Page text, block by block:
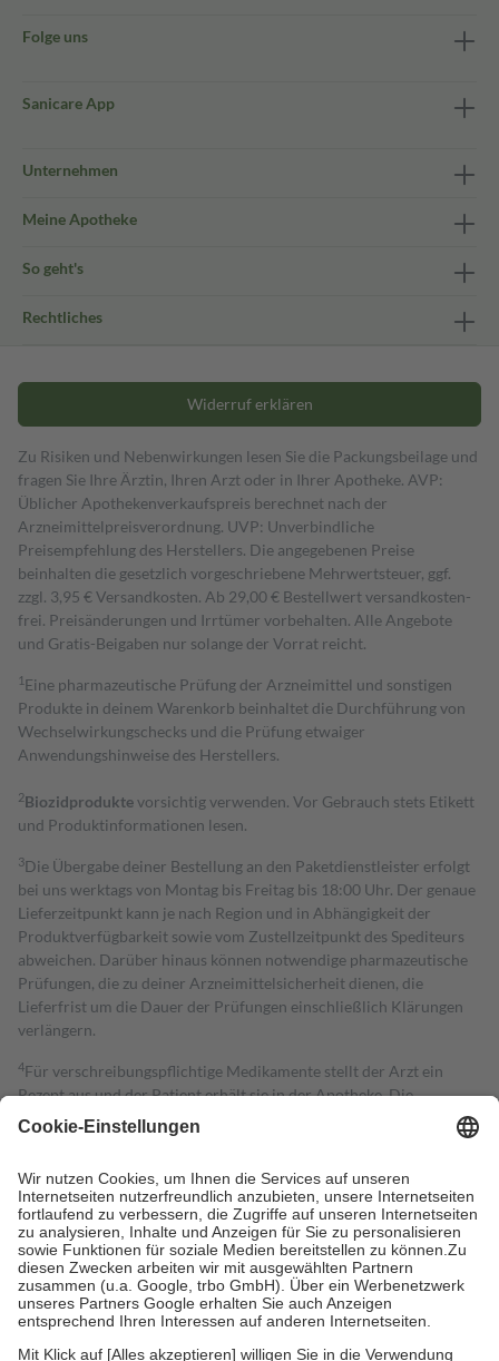
Folge uns
Sanicare App
Unternehmen
Meine Apotheke
So geht's
Rechtliches
Widerruf erklären
Zu Risiken und Nebenwirkungen lesen Sie die Packungsbeilage und
fragen Sie Ihre Ärztin, Ihren Arzt oder in Ihrer Apotheke. AVP:
Üblicher Apothekenverkaufspreis berechnet nach der
Arzneimittelpreisverordnung. UVP: Unverbindliche
Preisempfehlung des Herstellers. Die angegebenen Preise
beinhalten die gesetzlich vorgeschriebene Mehrwertsteuer, ggf.
zzgl. 3,95 € Versandkosten. Ab 29,00 € Bestell­wert versand­kosten­
frei. Preisänderungen und Irrtümer vorbehalten. Alle Angebote
und Gratis-Beigaben nur solange der Vorrat reicht.
1 Eine pharmazeutische Prüfung der Arzneimittel und sonstigen
Produkte in deinem Warenkorb beinhaltet die Durchführung von
Wechselwirkungschecks und die Prüfung etwaiger
Anwendungshinweise des Herstellers.
2Biozidproduktevorsichtig verwenden. Vor Gebrauch stets Etikett
und Produktinformationen lesen.
3Die Übergabe deiner Bestellung an den Paketdienstleister erfolgt
bei uns werktags von Montag bis Freitag bis 18:00 Uhr. Der genaue
Lieferzeitpunkt kann je nach Region und in Abhängigkeit der
Produktverfügbarkeit sowie vom Zustellzeitpunkt des Spediteurs
abweichen. Darüber hinaus können notwendige pharmazeutische
Prüfungen, die zu deiner Arzneimittelsicherheit dienen, die
Lieferfrist um die Dauer der Prüfungen einschließlich Klärungen
verlängern.
4Für verschreibungspflichtige Medikamente stellt der Arzt ein
Rezept aus und der Patient erhält sie in der Apotheke. Die
gesetzliche Krankenversicherung übernimmt in der Regel die
Kosten dafür, der Versicherte trägt einen Teil davon als Zuzahlung
Grundsätzlich leisten Mitglieder Zuzahlungen in Höhe von zehn
Prozent des Abgabepreises,mindestens jedochfünf Euround
höchstens zehn Euro.Es sind jedoch nie mehr als die tatsächlichen
Kosten der Leistung zu entrichten.
Diese Regeln gelten grundsätzlich auch für Online-Apotheken.
Bei Heilmitteln und häuslicher Krankenpflege beträgt die
Zuzahlung zehn Prozent der Kosten sowie zehn Euro je
Verordnung.